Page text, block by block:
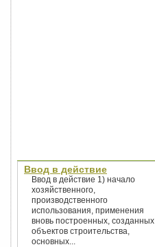
Ввод в действие
Ввод в действие 1) начало
хозяйственного,
производственного
использования, применения
вновь построенных, созданных
объектов строительства,
основных...